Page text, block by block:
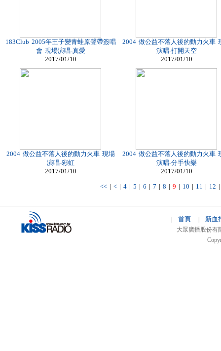
183Club 2005年王子變青蛙原聲帶簽唱
會 現場演唱-真愛
2017/01/10
2004 做公益不落人後的動力火車
演唱-打開天空
2017/01/10
2004 做公益不落人後的動力火車 現場
演唱-彩虹
2017/01/10
2004 做公益不落人後的動力火車
演唱-分手快樂
2017/01/10
<< | < | 4 | 5 | 6 | 7 | 8 | 9 | 10 | 11 | 12
首頁 新血
大眾廣播股份有